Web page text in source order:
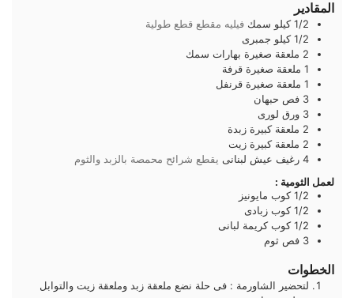
المقادير
1/2 كيلو سمك فيليه مقطع قطع طولية
1/2 كيلو جمبرى
2 ملعقة صغيرة بهارات سمك
1 ملعقة صغيرة قرفة
1 ملعقة صغيرة قرنفل
3 فص حبهان
3 ورق لورى
2 ملعقة كبيرة زبدة
2 ملعقة كبيرة زيت
4 رغيف عيش لبنانى يقطع شرائح محمصة بالزبد والثوم
لعمل الثومية :
1/2 كوب مايونيز
1/2 كوب زبادى
1/2 كوب كريمة لبانى
3 فص ثوم
الخطوات
لتحضير الشاورمة : فى حلة نضع ملعقة زبد وملعقة زيت والتوابل